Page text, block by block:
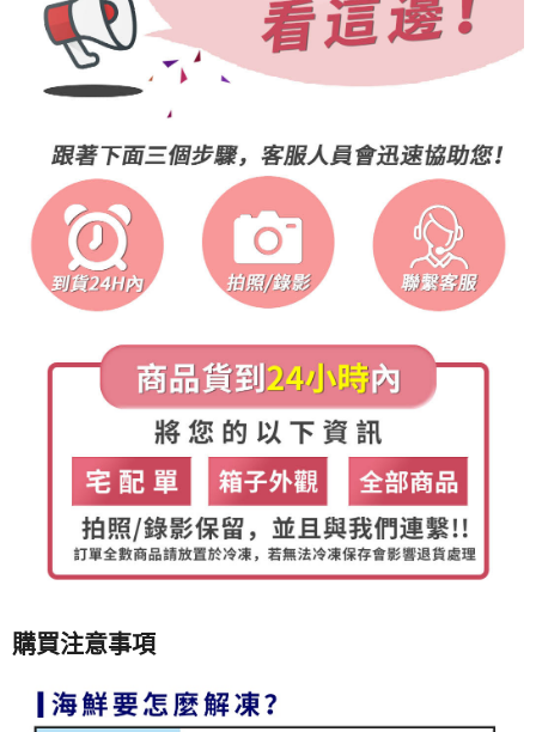
購買注意事項